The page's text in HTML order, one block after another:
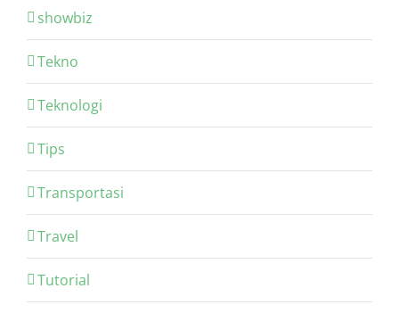
showbiz
Tekno
Teknologi
Tips
Transportasi
Travel
Tutorial